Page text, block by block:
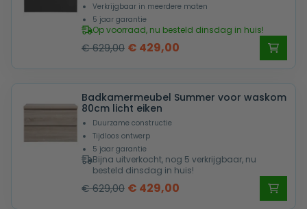
Verkrijgbaar in meerdere maten
5 jaar garantie
Op voorraad, nu besteld dinsdag in huis!
€629,00 Oorspronkelijke
was:
€ 629,00.
€ 429,00
is:
€ 429,00.
Badkamermeubel Summer voor waskom
80cm licht eiken
Duurzame constructie
Tijdloos ontwerp
5 jaar garantie
Bijna uitverkocht, nog 5 verkrijgbaar, nu
besteld dinsdag in huis!
€629,00 Oorspronkelijke
€ 429,00